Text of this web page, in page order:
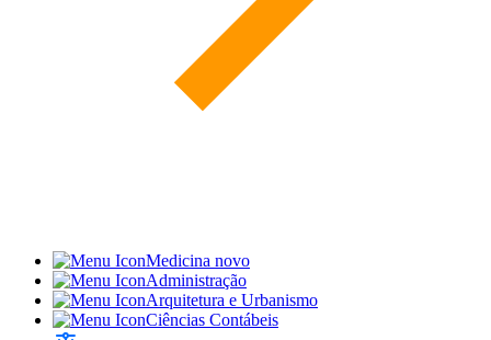
Medicina novo
Administração
Arquitetura e Urbanismo
Ciências Contábeis